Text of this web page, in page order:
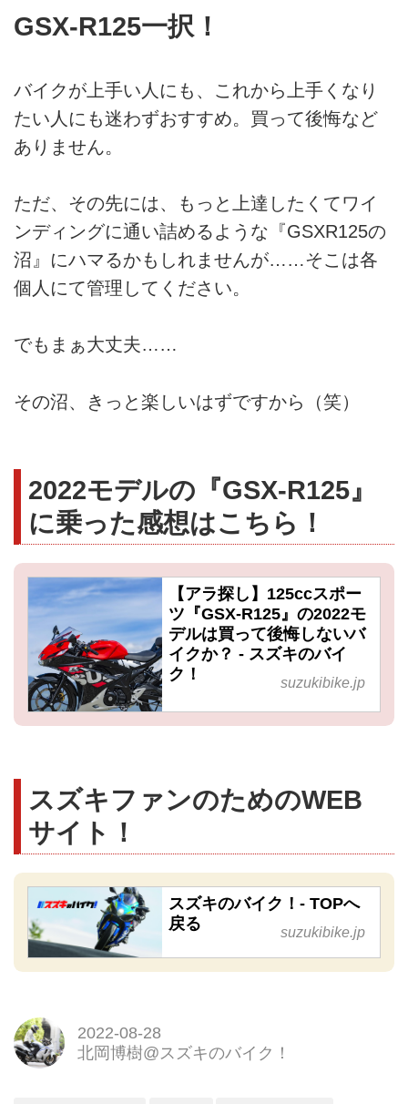
GSX-R125一択！
バイクが上手い人にも、これから上手くなり
たい人にも迷わずおすすめ。買って後悔など
ありません。
ただ、その先には、もっと上達したくてワイ
ンディングに通い詰めるような『GSXR125の
沼』にハマるかもしれませんが……そこは各
個人にて管理してください。
でもまぁ大丈夫……
その沼、きっと楽しいはずですから（笑）
2022モデルの『GSX-R125』
に乗った感想はこちら！
【アラ探し】125ccスポー
ツ『GSX-R125』の2022モ
デルは買って後悔しないバ
イクか？ - スズキのバイ
ク！
suzukibike.jp
スズキファンのためのWEB
サイト！
スズキのバイク！- TOPへ
戻る
suzukibike.jp
2022-08-28
北岡博樹@スズキのバイク！